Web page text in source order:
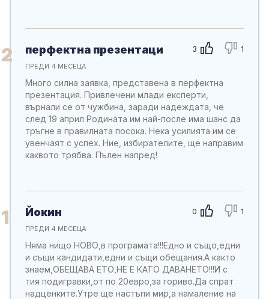
2 3 1
перфектна презентаци
ПРЕДИ 4 МЕСЕЦА
Много силна заявка, представена в перфектна
презентация. Привлечени млади експерти,
върнали се от чужбина, заради надеждата, че
след 19 април Родината им най-после има шанс да
тръгне в правилната посока. Нека усилията им се
увенчаят с успех. Ние, избирателите, ще направим
каквото трябва. Пълен напред!
1 0 1
Йокин
ПРЕДИ 4 МЕСЕЦА
Няма нищо НОВО,в програмата!!!Едно и също,едни
и същи кандидати,едни и същи обещания.А както
знаем,ОБЕЩАВА ЕТО,НЕ Е КАТО ДАВАНЕТО!!!И с
тия подигравки,от по 20евро,за гориво.Да спрат
надценките.Утре ще настъпи мир,а намаление на